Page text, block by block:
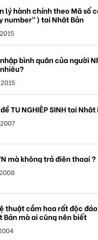
lý hành chính theo Mã số
number") tại Nhật Bản
bình quân của người
TU NGHIỆP SINH tại Nhật
mà không trả điện thoại ?
thuật cắm hoa rất độc
Bản mà ai cũng nên biết